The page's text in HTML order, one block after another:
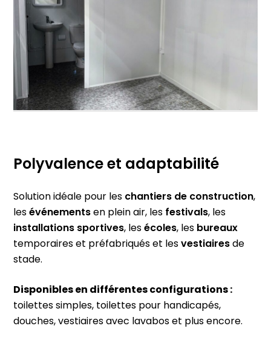
Polyvalence et adaptabilité
Solution idéale pour leschantiers de construction,
lesévénementsen plein air, lesfestivals, les
installationssportives, lesécoles, lesbureaux
temporaires et préfabriqués et lesvestiairesde
stade.
Disponibles en différentes configurations :
toilettes simples, toilettes pour handicapés,
douches, vestiaires avec lavabos et plus encore.